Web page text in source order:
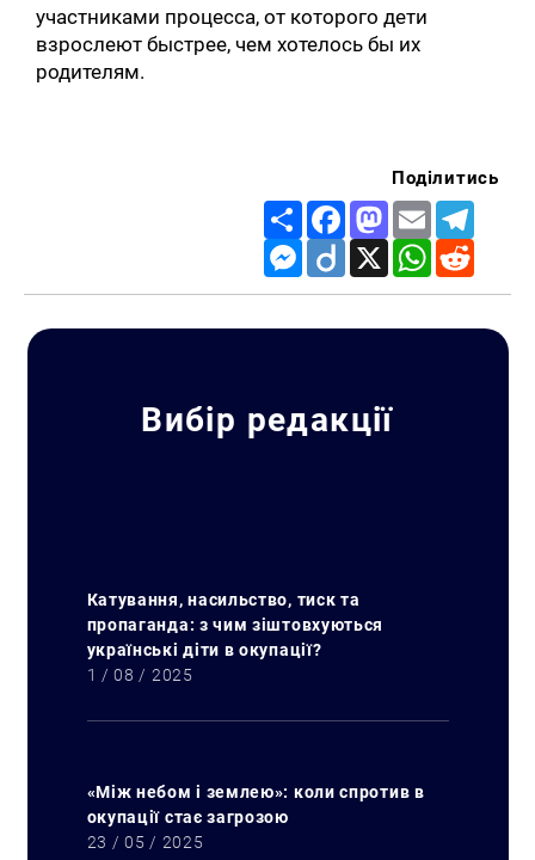
участниками процесса, от которого дети
взрослеют быстрее, чем хотелось бы их
родителям.
Поділитись
Share FacebookMastodon
Email
Messenger
Diigo X WhatsApp
Вибір редакції
Катування, насильство, тиск та
пропаганда: з чим зіштовхуються
українські діти в окупації?
1 / 08 / 2025
«Між небом і землею»: коли спротив в
окупації стає загрозою
23 / 05 / 2025